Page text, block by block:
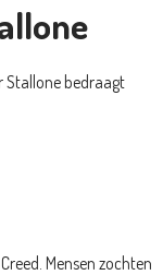
Stallone bedraagt
Mensen zochten